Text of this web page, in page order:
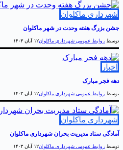
شهرداری ماکلوان
بزرگ هفته وحدت در شهر ماکلوان
روابط عمومی شهرداری ماکلوان۱۲ آبان ۱۴۰۳
اخبار
فجر مبارک
روابط عمومی شهرداری ماکلوان۱۲ آبان ۱۴۰۳
شهرداری ماکلوان
ستاد مدیریت بحران شهرداری ماکلوان
روابط عمومی شهرداری ماکلوان۱۲ آبان ۱۴۰۳